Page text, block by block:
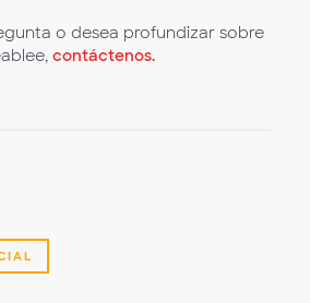
o desea profundizar sobre
contáctenos.